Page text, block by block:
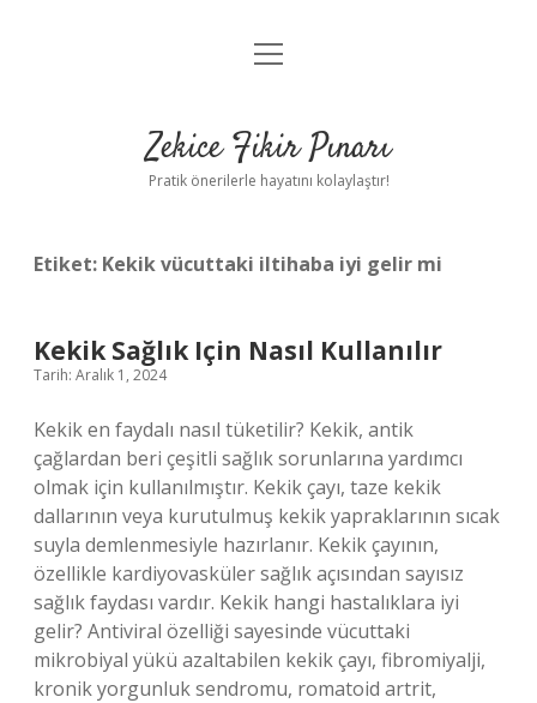
Anasayfa
Yasal Uyarı
menüyü
Zekice Fikir Pınarı
Pratik önerilerle hayatını kolaylaştır!
Etiket: Kekik vücuttaki iltihaba iyi gelir mi
Kekik Sağlık Için Nasıl Kullanılır
Tarih: Aralık 1, 2024
Kekik en faydalı nasıl tüketilir? Kekik, antik
çağlardan beri çeşitli sağlık sorunlarına yardımcı
olmak için kullanılmıştır. Kekik çayı, taze kekik
dallarının veya kurutulmuş kekik yapraklarının sıcak
suyla demlenmesiyle hazırlanır. Kekik çayının,
özellikle kardiyovasküler sağlık açısından sayısız
sağlık faydası vardır. Kekik hangi hastalıklara iyi
gelir? Antiviral özelliği sayesinde vücuttaki
mikrobiyal yükü azaltabilen kekik çayı, fibromiyalji,
kronik yorgunluk sendromu, romatoid artrit,